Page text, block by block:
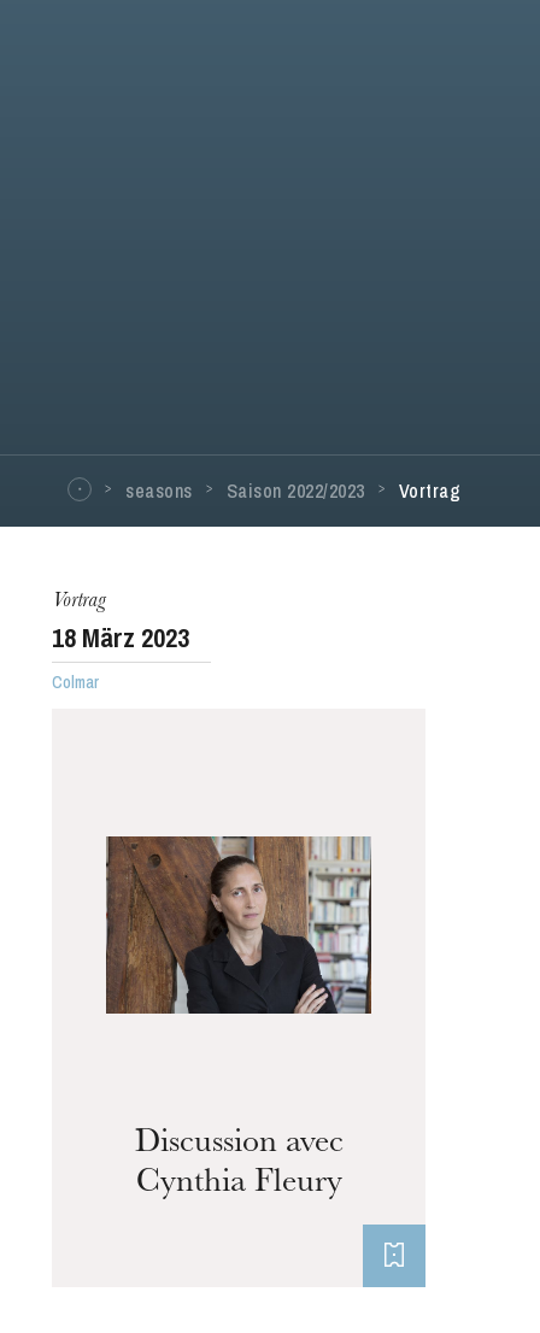
Die OnR mit euch
seasons Saison 2022/2023 Vortrag
Vortrag
18 März 2023
Colmar
Discussion avec
Cynthia Fleury